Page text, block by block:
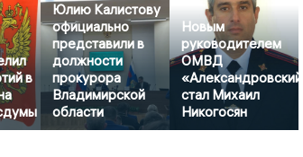
в
Юлию Калистову
официально
представили в
должности
прокурора
Владимирской
области
Новым
руководителем
ОМВД
«Александровский»
стал Михаил
Никогосян